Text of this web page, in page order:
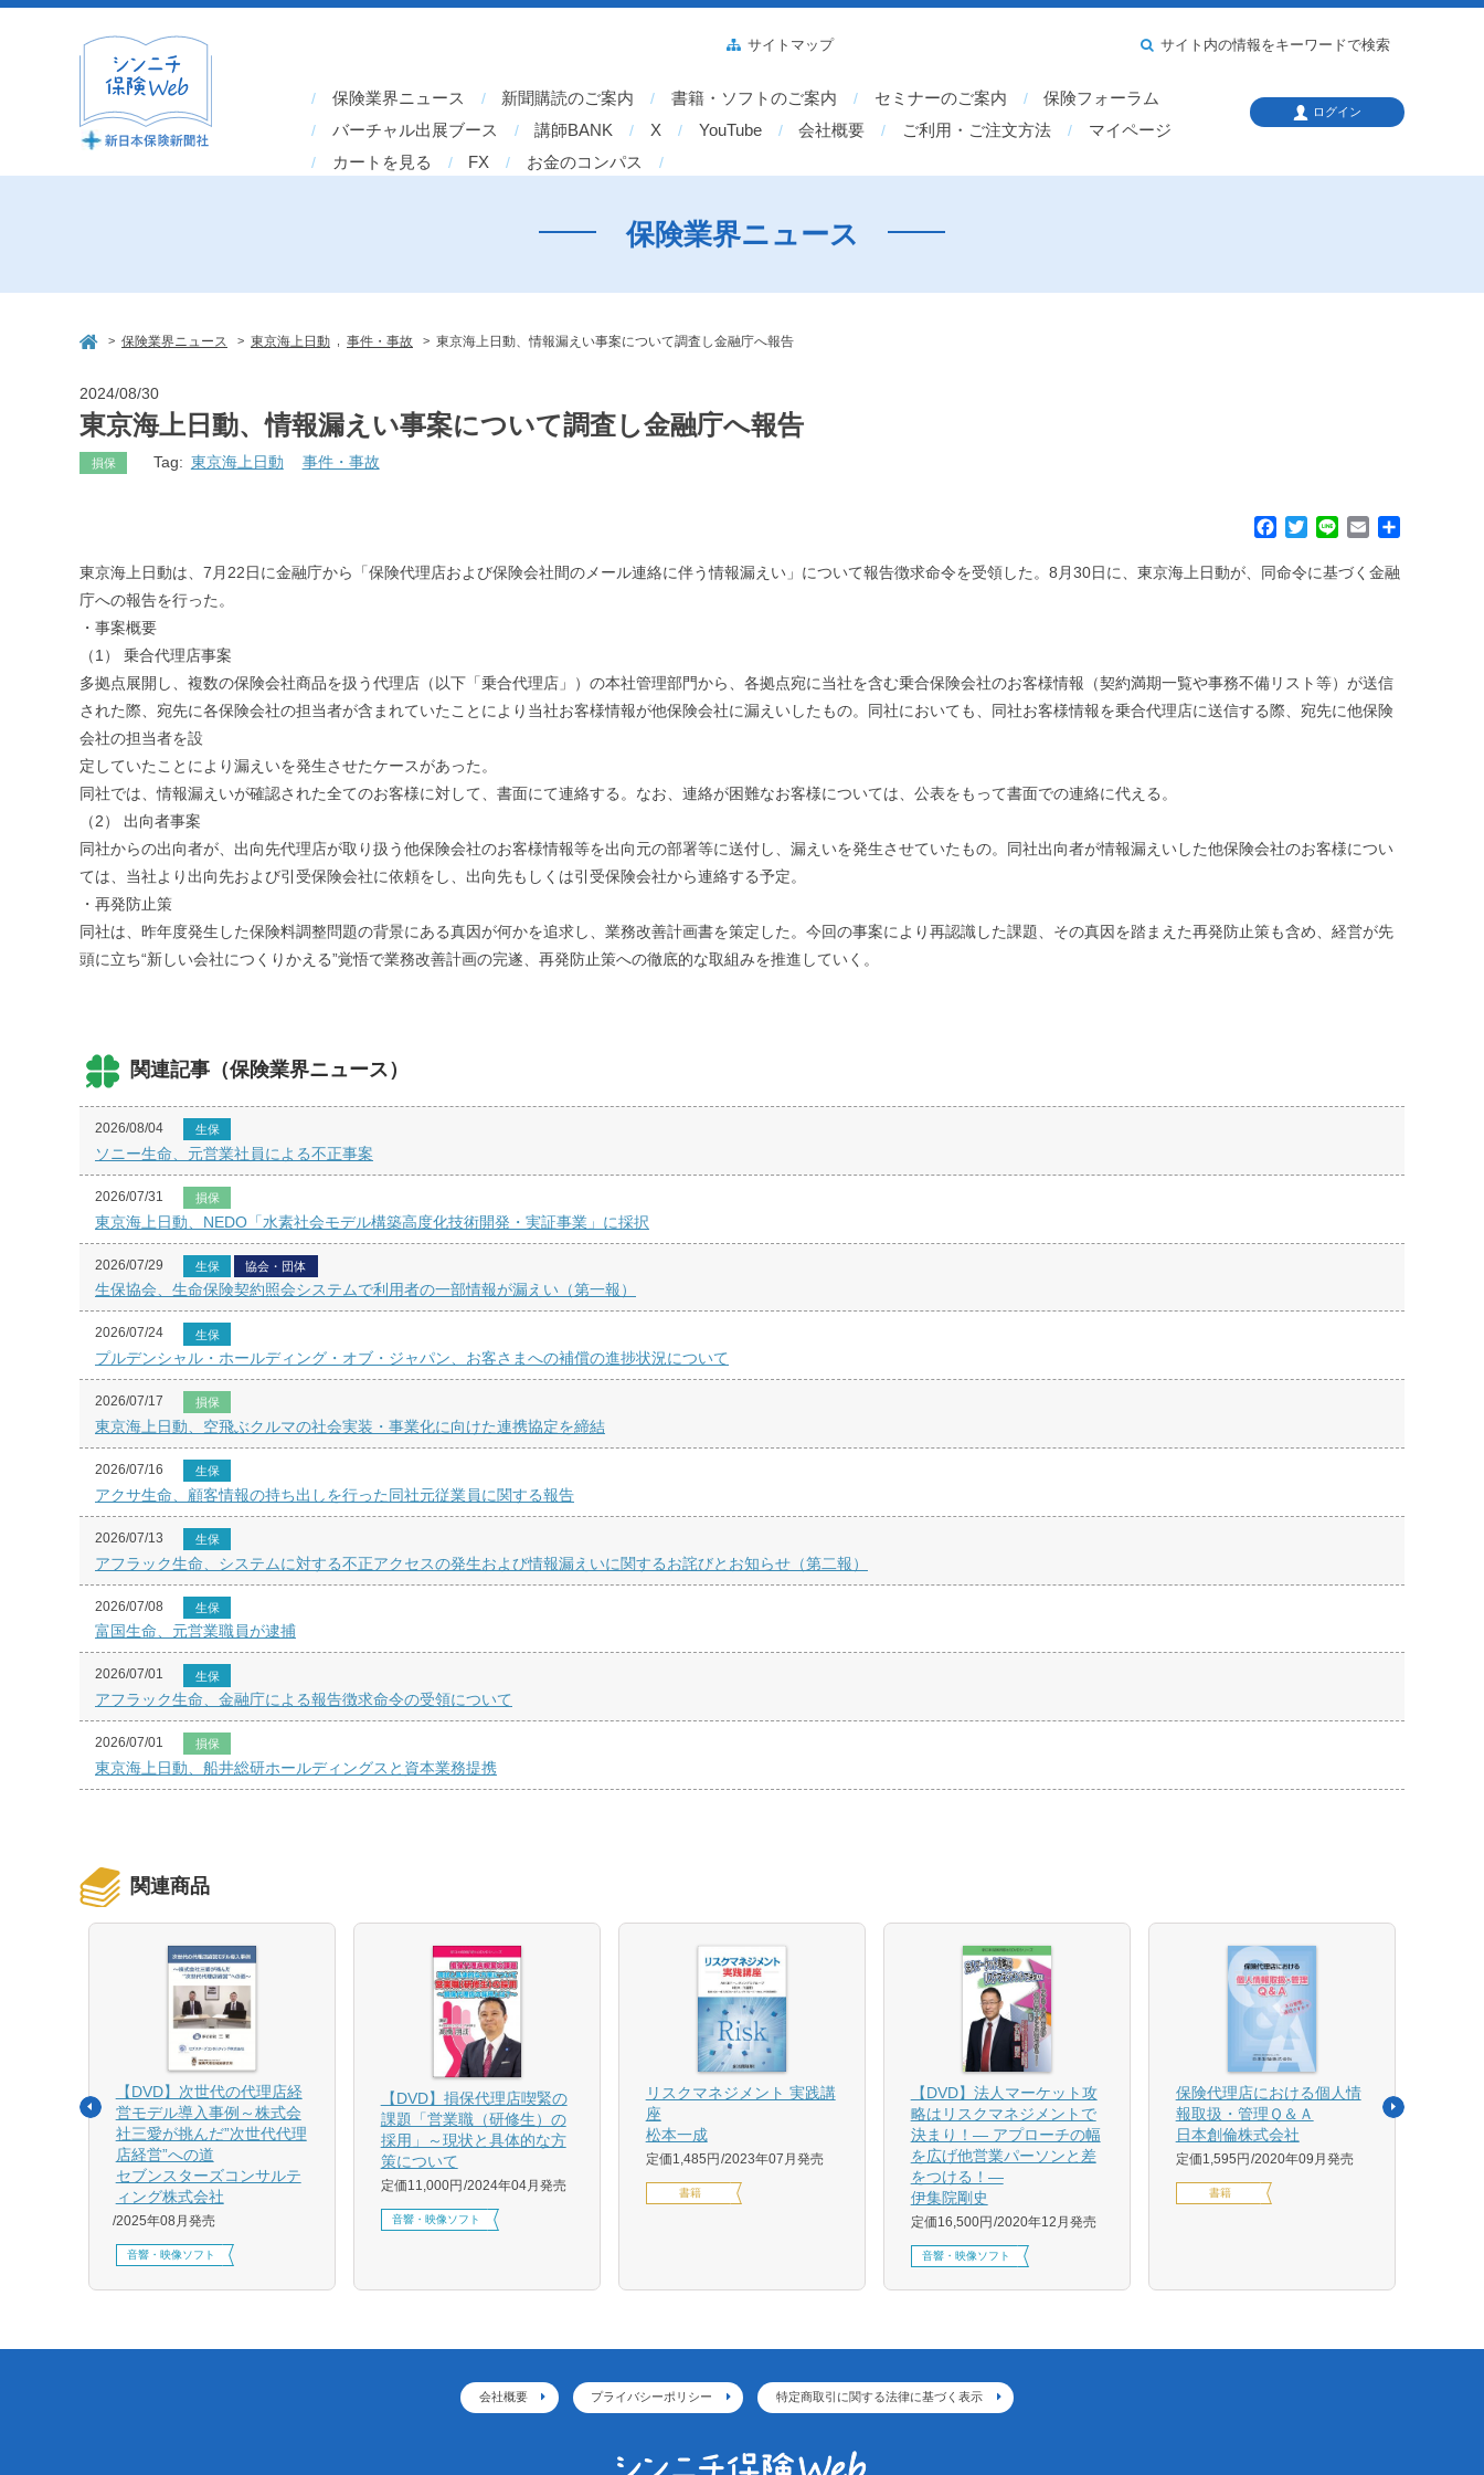
保険業界ニュース 新聞購読のご案内 書籍・ソフトのご案内 セミナーのご案内
保険フォーラム
バーチャル出展ブース
講師BANK X YouTube 会社概要 ご利用・ご注文方法
マイページ
カートを見る
FX お金のコンパス
サイトマップ サイト内の情報をキーワードで検索
ログイン
保険業界ニュース
> 保険業界ニュース > 東京海上日動 事件・事故 > 東京海上日動、情報漏えい事案について調査し金融庁へ報告
2024/08/30
東京海上日動、情報漏えい事案について調査し金融庁へ報告
損保 Tag: 東京海上日動 事件・事故
c
k
i
n
a
東京海上日動は、7月22日に金融庁から「保険代理店および保険会社間のメール連絡に伴う情報漏えい」について報告徴求命令を受領した。8月30日に、東京海上日動が、同命令に基づく金融
庁への報告を行った。
・事案概要
（1） 乗合代理店事案
多拠点展開し、複数の保険会社商品を扱う代理店（以下「乗合代理店」）の本社管理部門から、各拠点宛に当社を含む乗合保険会社のお客様情報（契約満期一覧や事務不備リスト等）が送信
された際、宛先に各保険会社の担当者が含まれていたことにより当社お客様情報が他保険会社に漏えいしたもの。同社においても、同社お客様情報を乗合代理店に送信する際、宛先に他保険
会社の担当者を設
定していたことにより漏えいを発生させたケースがあった。
同社では、情報漏えいが確認された全てのお客様に対して、書面にて連絡する。なお、連絡が困難なお客様については、公表をもって書面での連絡に代える。
（2） 出向者事案
同社からの出向者が、出向先代理店が取り扱う他保険会社のお客様情報等を出向元の部署等に送付し、漏えいを発生させていたもの。同社出向者が情報漏えいした他保険会社のお客様につい
ては、当社より出向先および引受保険会社に依頼をし、出向先もしくは引受保険会社から連絡する予定。
・再発防止策
同社は、昨年度発生した保険料調整問題の背景にある真因が何かを追求し、業務改善計画書を策定した。今回の事案により再認識した課題、その真因を踏まえた再発防止策も含め、経営が先
頭に立ち“新しい会社につくりかえる”覚悟で業務改善計画の完遂、再発防止策への徹底的な取組みを推進していく。
関連記事（保険業界ニュース）
2026/08/04 生保
ソニー生命、元営業社員による不正事案
2026/07/31 損保
東京海上日動、NEDO「水素社会モデル構築高度化技術開発・実証事業」に採択
2026/07/29 生保 協会・団体
生保協会、生命保険契約照会システムで利用者の一部情報が漏えい（第一報）
2026/07/24 生保
プルデンシャル・ホールディング・オブ・ジャパン、お客さまへの補償の進捗状況について
2026/07/17 損保
東京海上日動、空飛ぶクルマの社会実装・事業化に向けた連携協定を締結
2026/07/16 生保
アクサ生命、顧客情報の持ち出しを行った同社元従業員に関する報告
2026/07/13 生保
アフラック生命、システムに対する不正アクセスの発生および情報漏えいに関するお詫びとお知らせ（第二報）
2026/07/08 生保
富国生命、元営業職員が逮捕
2026/07/01 生保
アフラック生命、金融庁による報告徴求命令の受領について
2026/07/01 損保
東京海上日動、船井総研ホールディングスと資本業務提携
関連商品
【DVD】次世代の代理店経
営モデル導入事例～株式会
社三愛が挑んだ”次世代代理
店経営”への道
セブンスターズコンサルテ
ィング株式会社
2025年08月発売
音響・映像ソフト
【DVD】損保代理店喫緊の
課題「営業職（研修生）の
採用」～現状と具体的な方
策について
定価11,000円 2024年04月発売
音響・映像ソフト
リスクマネジメント 実践講
座
松本一成
定価1,485円 2023年07月発売
書籍
【DVD】法人マーケット攻
略はリスクマネジメントで
決まり！― アプローチの幅
を広げ他営業パーソンと差
をつける！―
伊集院剛史
定価16,500円 2020年12月発売
音響・映像ソフト
保険代理店における個人情
報取扱・管理Ｑ＆Ａ
日本創倫株式会社
定価1,595円 2020年09月発売
書籍
会社概要 プライバシーポリシー 特定商取引に関する法律に基づく表示